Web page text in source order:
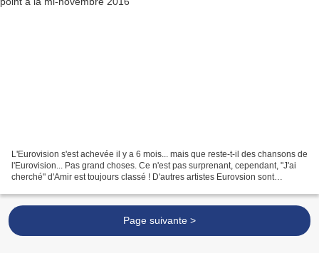
L'Eurovision s'est achevée il y a 6 mois... mais que reste-t-il des chansons de
l'Eurovision... Pas grand choses. Ce n'est pas surprenant, cependant, "J'ai
cherché" d'Amir est toujours classé ! D'autres artistes Eurovsion sont
Page suivante >